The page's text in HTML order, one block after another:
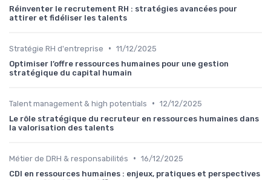
Réinventer le recrutement RH : stratégies avancées pour
attirer et fidéliser les talents
Stratégie RH d'entreprise • 11/12/2025
Optimiser l’offre ressources humaines pour une gestion
stratégique du capital humain
Talent management & high potentials • 12/12/2025
Le rôle stratégique du recruteur en ressources humaines dans
la valorisation des talents
Métier de DRH & responsabilités • 16/12/2025
CDI en ressources humaines : enjeux, pratiques et perspectives